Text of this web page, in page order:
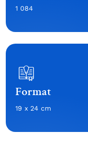
1 084
Format
19 x 24 cm